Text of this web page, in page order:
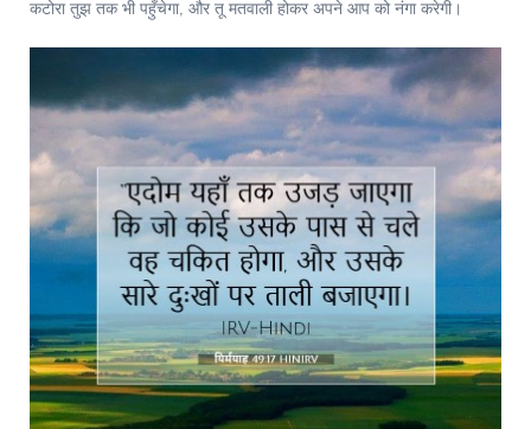
कटोरा तुझ तक भी पहुँचेगा, और तू मतवाली होकर अपने आप को नंगा करेगी।